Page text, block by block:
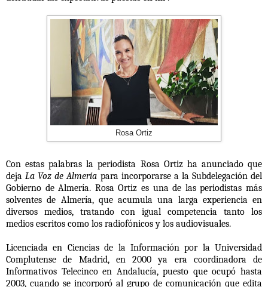
Rosa Ortiz
Con estas palabras la periodista Rosa Ortiz ha anunciado que
dejaLa Voz de Almería para incorporarse a la Subdelegación del
Gobierno de Almería. Rosa Ortiz es una de las periodistas más
solventes de Almería, que acumula una larga experiencia en
diversos medios, tratando con igual competencia tanto los
medios escritos como los radiofónicos y los audiovisuales.
Licenciada en Ciencias de la Información por la Universidad
Complutense de Madrid, en 2000 ya era coordinadora de
Informativos Telecinco en Andalucía, puesto que ocupó hasta
2003, cuando se incorporó al grupo de comunicación que edita